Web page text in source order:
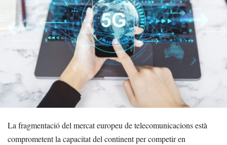
La fragmentació del mercat europeu de telecomunicacions està
comprometent la capacitat del continent per competir en